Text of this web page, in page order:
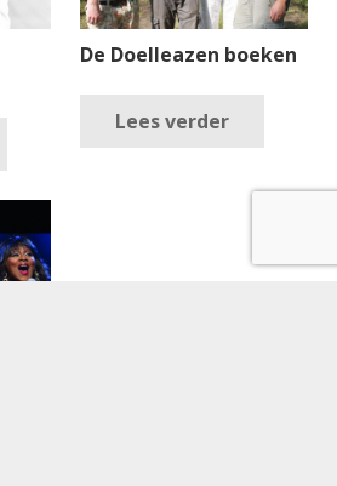
De Doelleazen boeken
Lees verder